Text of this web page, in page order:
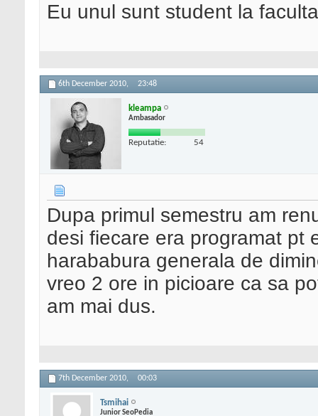
Eu unul sunt student la
6th December 2010, 23:48
kleampa
Ambasador
Reputatie: 54
Dupa primul semestru am
desi fiecare era programat pt
harababura generala de
vreo 2 ore in picioare ca sa
am mai dus.
7th December 2010, 00:03
Tsmihai
Junior SeoPedia